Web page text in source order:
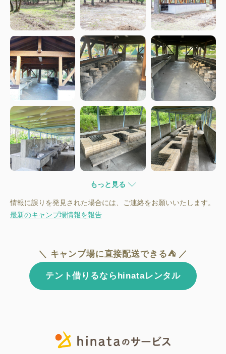
もっと見る
情報に誤りを発見された場合には、ご連絡をお願いいたします。
最新のキャンプ場情報を報告
＼ キャンプ場に直接配送できる⛺ ／
テント借りるならhinataレンタル